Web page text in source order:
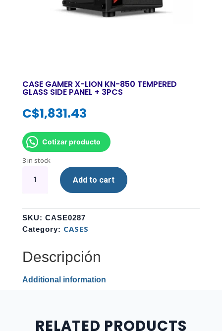
CASE GAMER X-LION KN-850 TEMPERED
GLASS SIDE PANEL + 3PCS
C$1,831.43
Cotizar producto
3 in stock
GAMER
KN-
850
GLASS
SIDE
+
Add to cart
SKU: CASE0287
Category: CASES
Descripción
Additional information
RELATED PRODUCTS